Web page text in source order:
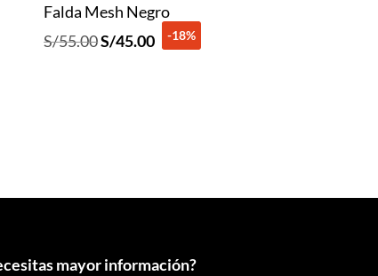
Falda Mesh Negro
S/55.00El
S/45.00El-18%
mayor información?